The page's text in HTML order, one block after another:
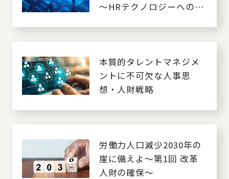
～HRテクノロジーへの処
本質的タレントマネジメ
ントに不可欠な人事思
想・人財戦略
労働力人口減少2030年の
崖に備えよ～第1回 改革
人財の確保～